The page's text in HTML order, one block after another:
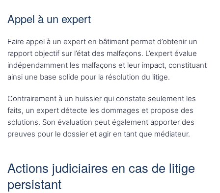
Appel à un expert
Faire appel à un expert en bâtiment permet d’obtenir un
rapport objectif sur l’état des malfaçons. L’expert évalue
indépendamment les malfaçons et leur impact, constituant
ainsi une base solide pour la résolution du litige.
Contrairement à un huissier qui constate seulement les
faits, un expert détecte les dommages et propose des
solutions. Son évaluation peut également apporter des
preuves pour le dossier et agir en tant que médiateur.
Actions judiciaires en cas de litige
persistant